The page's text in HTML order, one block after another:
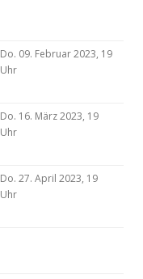
Do. 09. Februar 2023, 19
Uhr
Do. 16. März 2023, 19
Uhr
Do. 27. April 2023, 19
Uhr